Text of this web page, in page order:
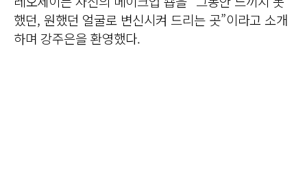
했던, 원했던 얼굴로 변신시켜 드리는 곳”이라고 소개
하며 강주은을 환영했다.